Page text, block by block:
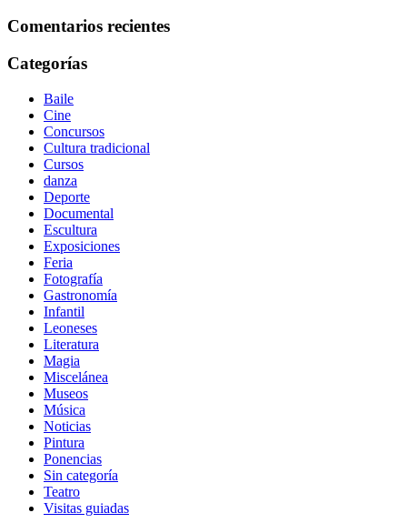
Comentarios recientes
Categorías
Baile
Cine
Concursos
Cultura tradicional
Cursos
danza
Deporte
Documental
Escultura
Exposiciones
Feria
Fotografía
Gastronomía
Infantil
Leoneses
Literatura
Magia
Miscelánea
Museos
Música
Noticias
Pintura
Ponencias
Sin categoría
Teatro
Visitas guiadas